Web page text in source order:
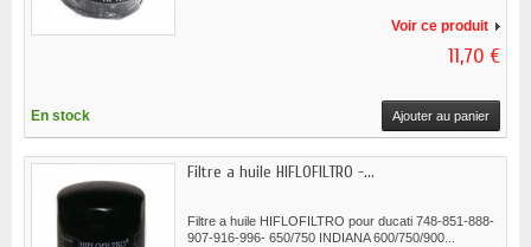
Voir ce produit
11,70 €
En stock Ajouter au panier
Filtre a huile HIFLOFILTRO -...
Filtre a huile HIFLOFILTRO pour ducati 748-851-888-
907-916-996- 650/750 INDIANA 600/750/900...